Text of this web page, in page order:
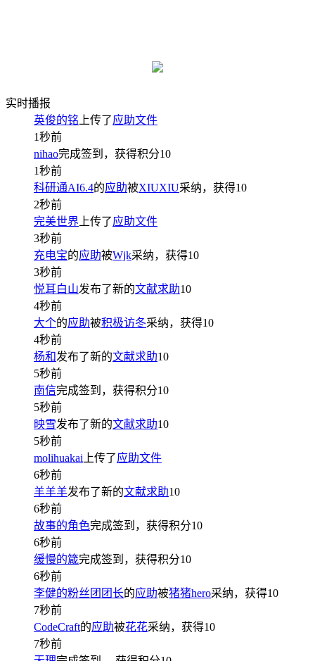
实时播报
英俊的铭上传了 应助文件
1秒前
nihao完成签到，获得积分10
1秒前
科研通AI6.4的应助被XIUXIU采纳，获得10
2秒前
完美世界上传了 应助文件
3秒前
充电宝的应助被Wjk采纳，获得10
3秒前
悦耳白山发布了新的文献求助10
4秒前
大个的应助被积极访冬采纳，获得10
4秒前
杨和发布了新的文献求助10
5秒前
南信完成签到，获得积分10
5秒前
映雪发布了新的文献求助10
5秒前
molihuakai上传了 应助文件
6秒前
羊羊羊发布了新的文献求助10
6秒前
故事的角色完成签到，获得积分10
6秒前
缓慢的箴完成签到，获得积分10
6秒前
李健的粉丝团团长的应助被猪猪hero采纳，获得10
7秒前
CodeCraft的应助被花花采纳，获得10
7秒前